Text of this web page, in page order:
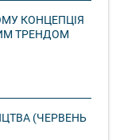
КОНЦЕПЦІЯ
ТРЕНДОМ
(ЧЕРВЕНЬ